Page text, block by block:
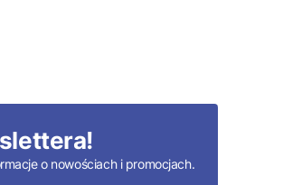
o nowościach i promocjach.